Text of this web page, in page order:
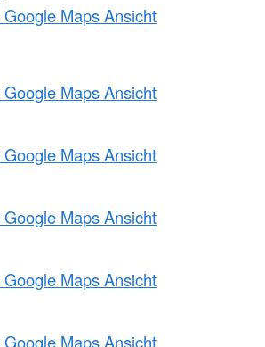
Maps Ansicht
Maps Ansicht
Maps Ansicht
Maps Ansicht
Maps Ansicht
Maps Ansicht